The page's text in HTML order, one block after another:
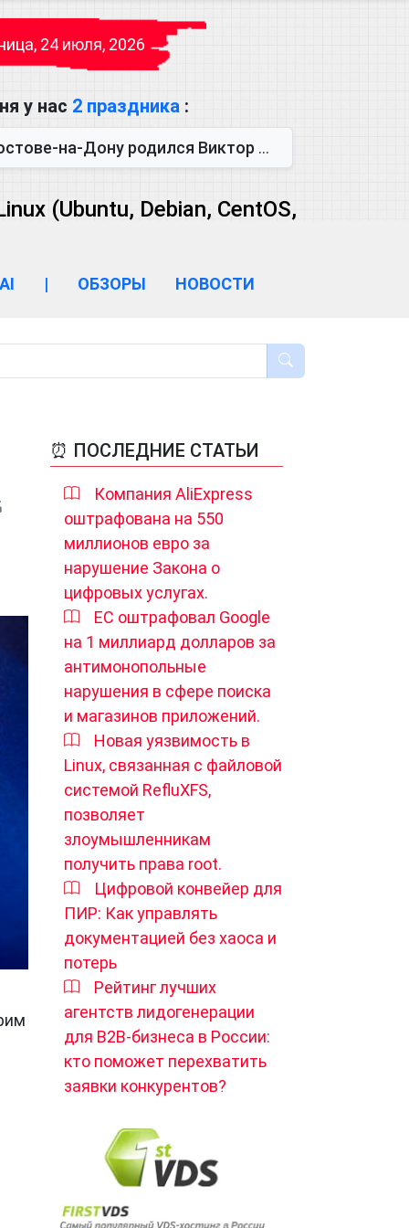
24 июля, 2026
у нас 2 праздника :
Виктор Михайлович Глушков. Под руководством Виктора Михайло...
(Ubuntu, Debian, CentOS,
AI | ОБЗОРЫ НОВОСТИ
⏰ ПОСЛЕДНИЕ СТАТЬИ
Компания AliExpress
оштрафована на 550
миллионов евро за
нарушение Закона о
цифровых услугах.
ЕС оштрафовал Google
на 1 миллиард долларов за
антимонопольные
нарушения в сфере поиска
и магазинов приложений.
Новая уязвимость в
Linux, связанная с файловой
системой RefluXFS,
позволяет
злоумышленникам
получить права root.
Цифровой конвейер для
ПИР: Как управлять
документацией без хаоса и
потерь
Рейтинг лучших
агентств лидогенерации
для B2B-бизнеса в России:
кто поможет перехватить
заявки конкурентов?